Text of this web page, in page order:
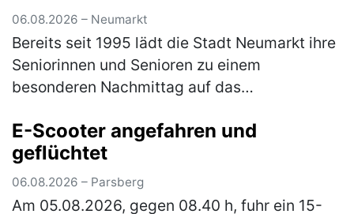
06.08.2026 – Neumarkt
Bereits seit 1995 lädt die Stadt Neumarkt ihre
Seniorinnen und Senioren zu einem
besonderen Nachmittag auf das
August 2026, ist es ab 12 Uhr wieder so weit.
Er… (mehr)
E-Scooter angefahren und
geflüchtet
06.08.2026 – Parsberg
Am 05.08.2026, gegen 08.40 h, fuhr ein 15-